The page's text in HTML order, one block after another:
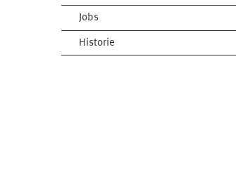
Jobs
Historie